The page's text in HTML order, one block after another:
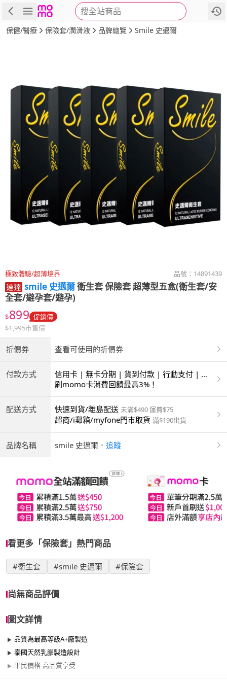
搜全站商品
商品 評價 詳情
保健/醫療 保險套/潤滑液 品牌總覽 Smile 史邁爾
極致體驗/超薄境界 品號： 14891439
smile 史邁爾衛生套 保險套 超薄型五盒(衛生套/安
全套/避孕套/避孕)
$899 促銷價
$1,995市售價
折價券 查看可使用的折價券
付款方式
信用卡 | 無卡分期 | 貨到付款 | 行動支付 | 超
商付款 | ATM | 銀聯卡
刷momo卡消費回饋最高3%！
配送方式 快速到貨/離島配送 未滿$490 運費$75
超商/i郵箱/myfone門市取貨 滿$190出貨
品牌名稱 smile 史邁爾 ． 追蹤
看更多「保險套」熱門商品
#衛生套 #smile 史邁爾 #保險套
尚無商品評價
圖文詳情
品質為最高等級A+廠製造
泰國天然乳膠製造設計
平民價格-高品質享受